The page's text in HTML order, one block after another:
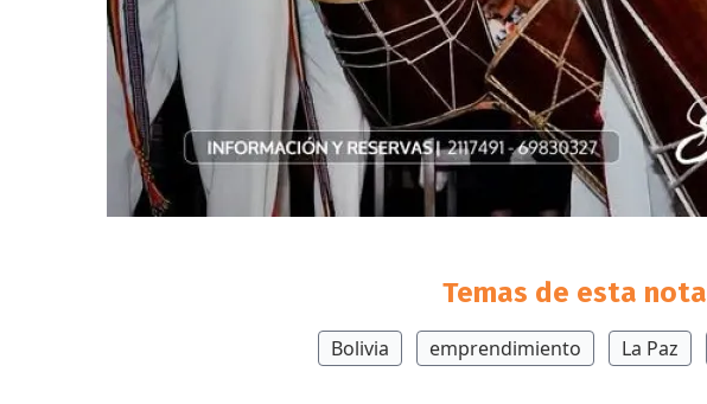
Temas de esta nota
Bolivia emprendimiento La Paz